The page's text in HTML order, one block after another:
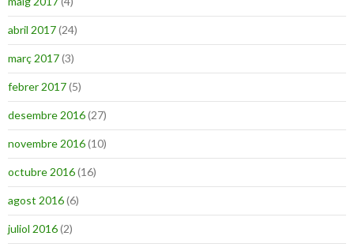
abril 2017(24)
març 2017(3)
febrer 2017(5)
desembre 2016(27)
novembre 2016(10)
octubre 2016(16)
agost 2016(6)
juliol 2016(2)